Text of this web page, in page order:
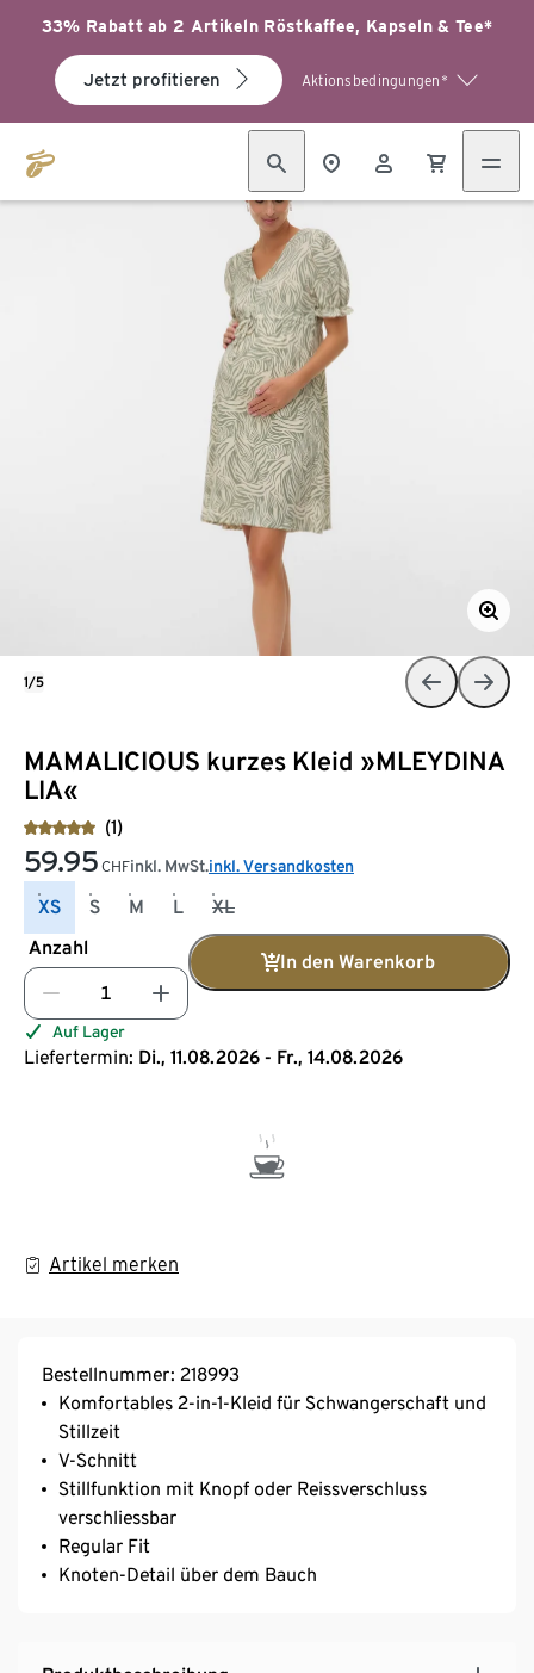
33% Rabatt ab 2 Artikeln Röstkaffee, Kapseln & Tee*
Jetzt profitieren Aktionsbedingungen*
MAMALICIOUS kurzes Kleid »MLEYDINA
LIA«
(1)
59.95 CHFinkl. MwSt.inkl. Versandkosten
XS S M L
XL
Anzahl
In den Warenkorb
Auf Lager
Liefertermin: Di., 11.08.2026 - Fr., 14.08.2026
Artikel merken
1/5
Bestellnummer: 218993
Komfortables 2-in-1-Kleid für Schwangerschaft und
Stillzeit
V-Schnitt
Stillfunktion mit Knopf oder Reissverschluss
verschliessbar
Regular Fit
Knoten-Detail über dem Bauch